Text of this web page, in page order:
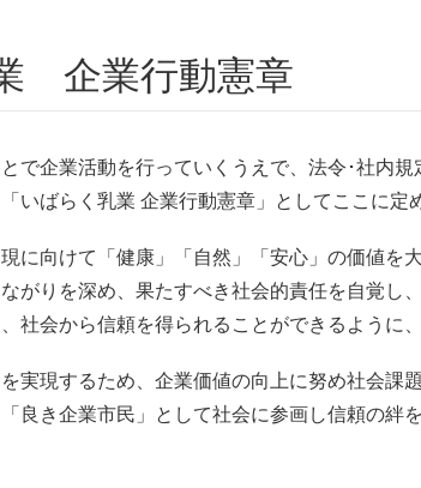
業 企業行動憲章
で企業活動を行っていくうえで、法令･社内
いばらく乳業 企業行動憲章」としてここに定
に向けて「健康」「自然」「安心」の価値を
がりを深め、果たすべき社会的責任を自覚し
社会から信頼を得られることができるように
実現するため、企業価値の向上に努め社会課
良き企業市民」として社会に参画し信頼の絆